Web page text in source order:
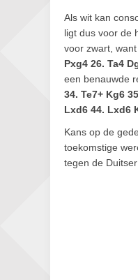
Als wit kan
ligt dus voor de
voor zwart,
Pxg4 26. Ta4
een benauwde
34. Te7+ Kg6
Lxd6 44. Lxd6
Kans op de
toekomstige
tegen de